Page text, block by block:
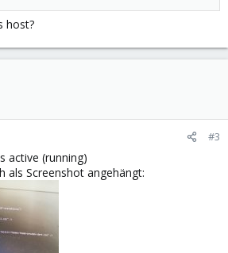
host?
#3
active (running)
als Screenshot angehängt: